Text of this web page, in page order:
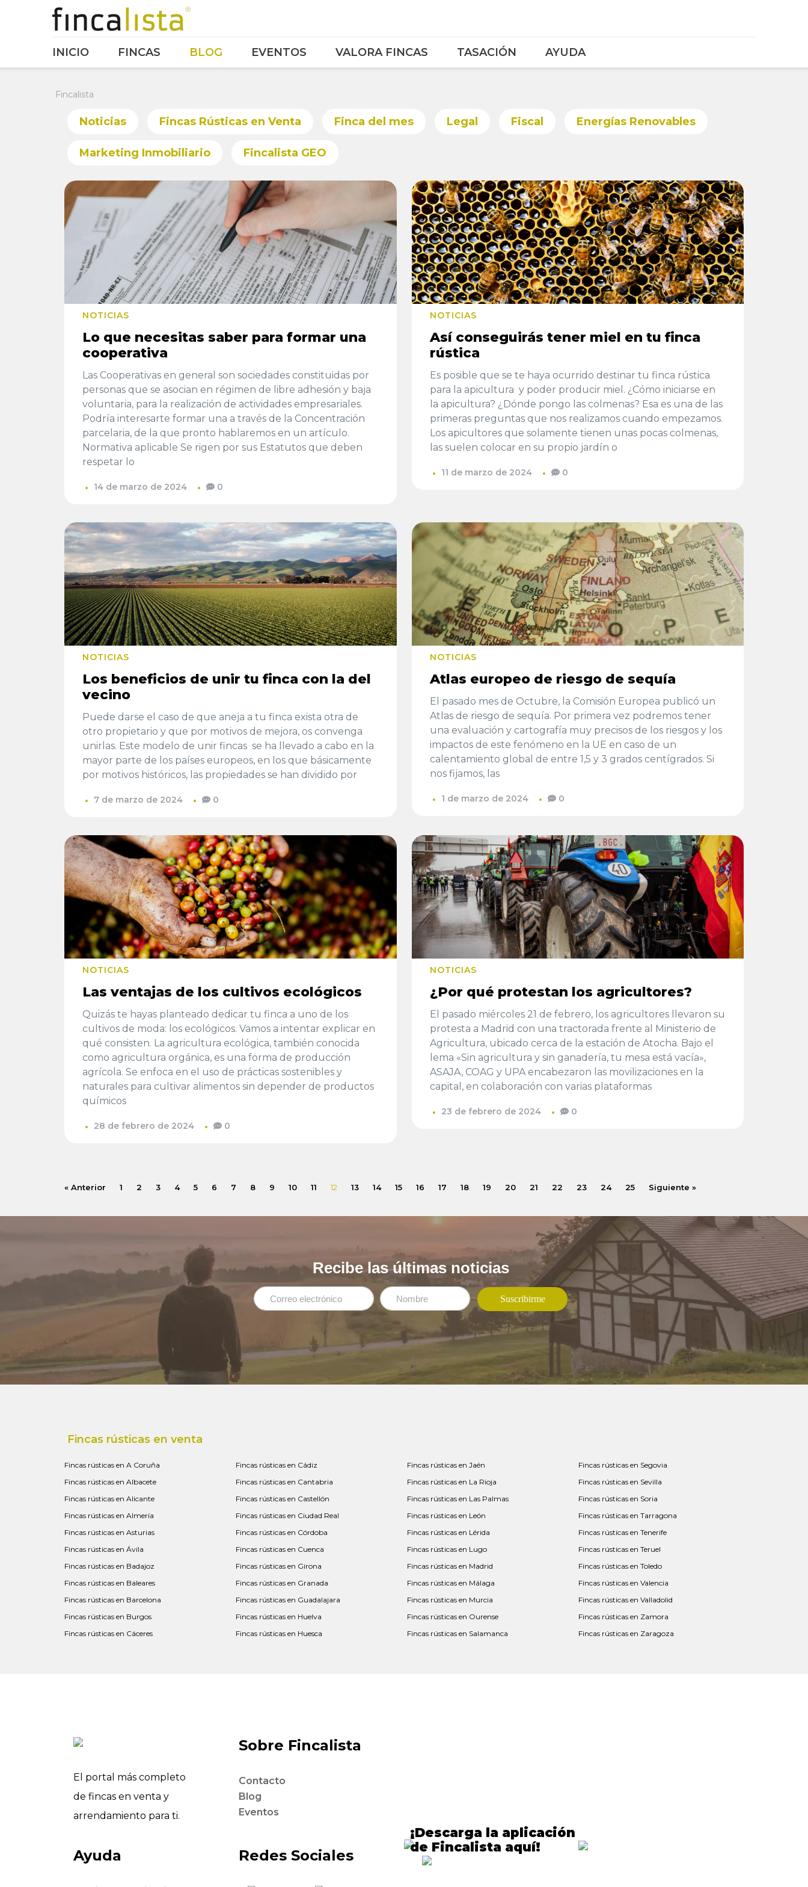
INICIO FINCAS BLOG EVENTOS VALORA FINCAS TASACIÓN AYUDA
Fincalista
Noticias Fincas Rústicas en Venta Finca del mes Legal Fiscal Energías Renovables
Marketing Inmobiliario Fincalista GEO
NOTICIAS
Lo que necesitas saber para formar una
cooperativa
Las Cooperativas en general son sociedades constituidas por
personas que se asocian en régimen de libre adhesión y baja
voluntaria, para la realización de actividades empresariales.
Podría interesarte formar una a través de la Concentración
parcelaria, de la que pronto hablaremos en un artículo.
Normativa aplicable Se rigen por sus Estatutos que deben
respetar lo
14 de marzo de 2024 0
NOTICIAS
Así conseguirás tener miel en tu finca
rústica
Es posible que se te haya ocurrido destinar tu finca rústica
para la apicultura y poder producir miel. ¿Cómo iniciarse en
la apicultura? ¿Dónde pongo las colmenas? Esa es una de las
primeras preguntas que nos realizamos cuando empezamos.
Los apicultores que solamente tienen unas pocas colmenas,
las suelen colocar en su propio jardín o
11 de marzo de 2024 0
NOTICIAS
Los beneficios de unir tu finca con la del
vecino
Puede darse el caso de que aneja a tu finca exista otra de
otro propietario y que por motivos de mejora, os convenga
unirlas. Este modelo de unir fincas se ha llevado a cabo en la
mayor parte de los países europeos, en los que básicamente
por motivos históricos, las propiedades se han dividido por
7 de marzo de 2024 0
NOTICIAS
Atlas europeo de riesgo de sequía
El pasado mes de Octubre, la Comisión Europea publicó un
Atlas de riesgo de sequía. Por primera vez podremos tener
una evaluación y cartografía muy precisos de los riesgos y los
impactos de este fenómeno en la UE en caso de un
calentamiento global de entre 1,5 y 3 grados centígrados. Si
nos fijamos, las
1 de marzo de 2024 0
NOTICIAS
Las ventajas de los cultivos ecológicos
Quizás te hayas planteado dedicar tu finca a uno de los
cultivos de moda: los ecológicos. Vamos a intentar explicar en
qué consisten. La agricultura ecológica, también conocida
como agricultura orgánica, es una forma de producción
agrícola. Se enfoca en el uso de prácticas sostenibles y
naturales para cultivar alimentos sin depender de productos
químicos
28 de febrero de 2024 0
NOTICIAS
¿Por qué protestan los agricultores?
El pasado miércoles 21 de febrero, los agricultores llevaron su
protesta a Madrid con una tractorada frente al Ministerio de
Agricultura, ubicado cerca de la estación de Atocha. Bajo el
lema «Sin agricultura y sin ganadería, tu mesa está vacía»,
ASAJA, COAG y UPA encabezaron las movilizaciones en la
capital, en colaboración con varias plataformas
23 de febrero de 2024 0
« Anterior 1 2 3 4 5 6 7 8 9 10 11 12 13 14 15 16 17 18 19 20 21 22 23 24 25 Siguiente »
Recibe las últimas noticias
Fincas rústicas en venta
Fincas rústicas en A Coruña
Fincas rústicas en Albacete
Fincas rústicas en Alicante
Fincas rústicas en Almería
Fincas rústicas en Asturias
Fincas rústicas en Ávila
Fincas rústicas en Badajoz
Fincas rústicas en Baleares
Fincas rústicas en Barcelona
Fincas rústicas en Burgos
Fincas rústicas en Cáceres
Fincas rústicas en Cádiz
Fincas rústicas en Cantabria
Fincas rústicas en Castellón
Fincas rústicas en Ciudad Real
Fincas rústicas en Córdoba
Fincas rústicas en Cuenca
Fincas rústicas en Girona
Fincas rústicas en Granada
Fincas rústicas en Guadalajara
Fincas rústicas en Huelva
Fincas rústicas en Huesca
Fincas rústicas en Jaén
Fincas rústicas en La Rioja
Fincas rústicas en Las Palmas
Fincas rústicas en León
Fincas rústicas en Lérida
Fincas rústicas en Lugo
Fincas rústicas en Madrid
Fincas rústicas en Málaga
Fincas rústicas en Murcia
Fincas rústicas en Ourense
Fincas rústicas en Salamanca
Fincas rústicas en Segovia
Fincas rústicas en Sevilla
Fincas rústicas en Soria
Fincas rústicas en Tarragona
Fincas rústicas en Tenerife
Fincas rústicas en Teruel
Fincas rústicas en Toledo
Fincas rústicas en Valencia
Fincas rústicas en Valladolid
Fincas rústicas en Zamora
Fincas rústicas en Zaragoza
El portal más completo
de fincas en venta y
arrendamiento para ti.
Sobre Fincalista
Contacto
Blog
Eventos
Ayuda Redes Sociales
¡Descarga la aplicación
de Fincalista aquí!